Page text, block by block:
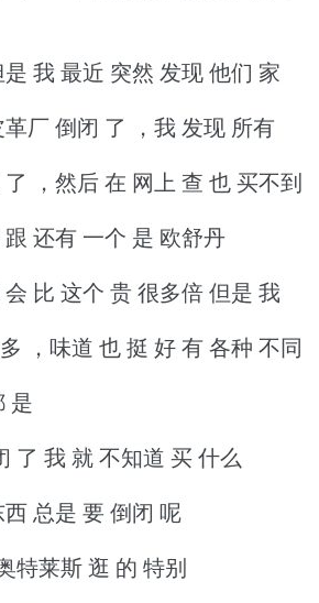
我 最近 突然 发现 他们 家
厂 倒闭 了 ，我 发现 所有
，然后 在 网上 查 也 买不到
还有 一个 是 欧舒丹
比 这个 贵 很多倍 但是 我
，味道 也 挺 好 有 各种 不同
是
了 我 就 不知道 买 什么
总是 要 倒闭 呢
特莱斯 逛 的 特别